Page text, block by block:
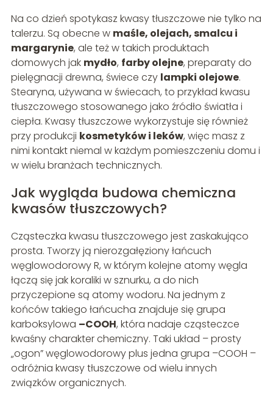
Na co dzień spotykasz kwasy tłuszczowe nie tylko na
talerzu. Są obecne w maśle, olejach, smalcu i
margarynie, ale też w takich produktach
domowych jak mydło, farby olejne, preparaty do
pielęgnacji drewna, świece czy lampki olejowe.
Stearyna, używana w świecach, to przykład kwasu
tłuszczowego stosowanego jako źródło światła i
ciepła. Kwasy tłuszczowe wykorzystuje się również
przy produkcji kosmetyków i leków, więc masz z
nimi kontakt niemal w każdym pomieszczeniu domu i
w wielu branżach technicznych.
Jak wygląda budowa chemiczna
kwasów tłuszczowych?
Cząsteczka kwasu tłuszczowego jest zaskakująco
prosta. Tworzy ją nierozgałęziony łańcuch
węglowodorowy R, w którym kolejne atomy węgla
łączą się jak koraliki w sznurku, a do nich
przyczepione są atomy wodoru. Na jednym z
końców takiego łańcucha znajduje się grupa
karboksylowa –COOH, która nadaje cząsteczce
kwaśny charakter chemiczny. Taki układ – prosty
„ogon” węglowodorowy plus jedna grupa –COOH –
odróżnia kwasy tłuszczowe od wielu innych
związków organicznych.